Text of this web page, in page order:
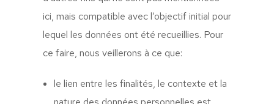
ici, mais compatible avec l’objectif initial pour
lequel les données ont été recueillies. Pour
ce faire, nous veillerons à ce que:
le lien entre les finalités, le contexte et la